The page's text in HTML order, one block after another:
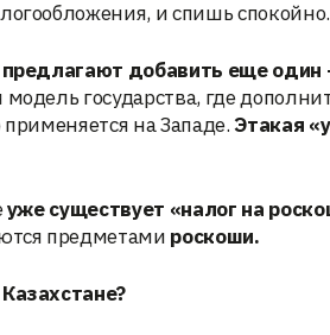
и спишь спокойно.
предлагают добавить еще
государства, где
на Западе.Этакая
уже существует «налог на
предметами роскоши.